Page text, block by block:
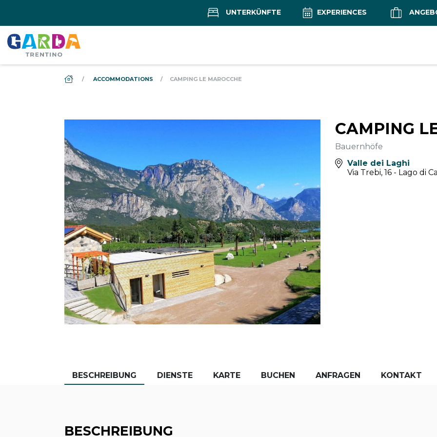
UNTERKÜNFTE EXPERIENCES
DS_BREADCRUMB.HOME
ACCOMMODATIONS CAMPING LE MAROCCHE
CAMPING
Bauernhöfe
Valle dei Laghi
Via Trebi, 16 - Lago di
BESCHREIBUNG DIENSTE KARTE BUCHEN ANFRAGEN KONTAKT
BESCHREIBUNG